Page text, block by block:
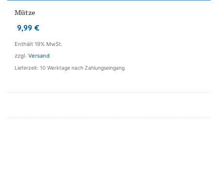
Mütze
9,99 €
Enthält 19% MwSt.
zzgl. Versand
Lieferzeit: 10 Werktage nach Zahlungseingang